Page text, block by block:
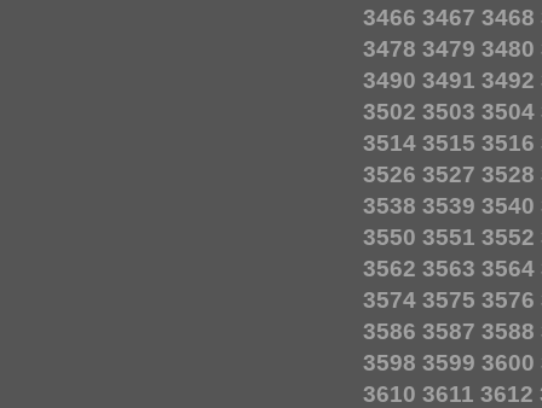
3466 3467 3468
3478 3479 3480
3490 3491 3492
3502 3503 3504
3514 3515 3516
3526 3527 3528
3538 3539 3540
3550 3551 3552
3562 3563 3564
3574 3575 3576
3586 3587 3588
3598 3599 3600
3610 3611 3612